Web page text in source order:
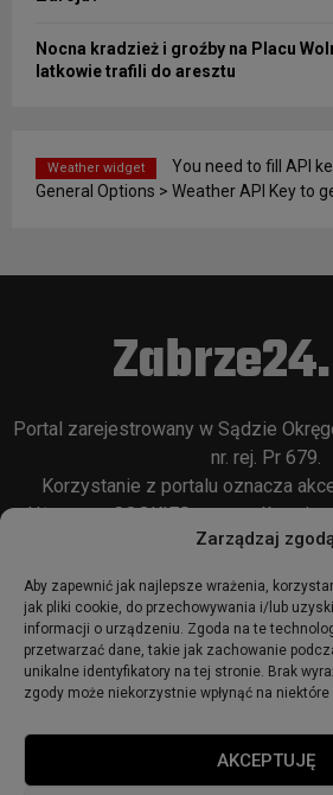
Zarządzaj
Aby zapewnić jak najlepsze wrażenia,
jak pliki cookie, do przechowywania i/lub
informacji o urządzeniu. Zgoda na te
przetwarzać dane, takie jak zachowanie
unikalne identyfikatory na tej stronie. Brak
zgody może niekorzystnie wpłynąć na
AKCEPTUJĘ
Nocna kradzież i groźby na Placu
latkowie trafili do aresztu
Weather widget
You need to fill API
General Options > Weather API Key to
Portal zarejestrowany w Sądzie
nr. rej. Pr 679.
Korzystanie z portalu oznacza
Używamy COOKIES w sposób
Cookie
© 2018 -